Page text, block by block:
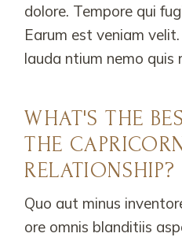
dolore. Tempore qui
Earum est veniam
lauda ntium nemo quis
WHAT'S THE
THE
RELATIONSHIP?
Quo aut minus
ore omnis blanditiis